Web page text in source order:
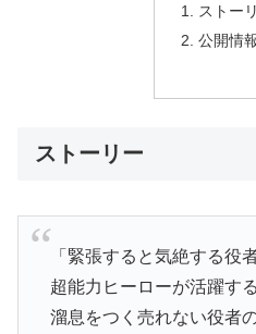
ストー
公開情
ストーリー
「緊張すると気絶する役
超能力ヒーローが活躍す
溜息をつく売れない役者